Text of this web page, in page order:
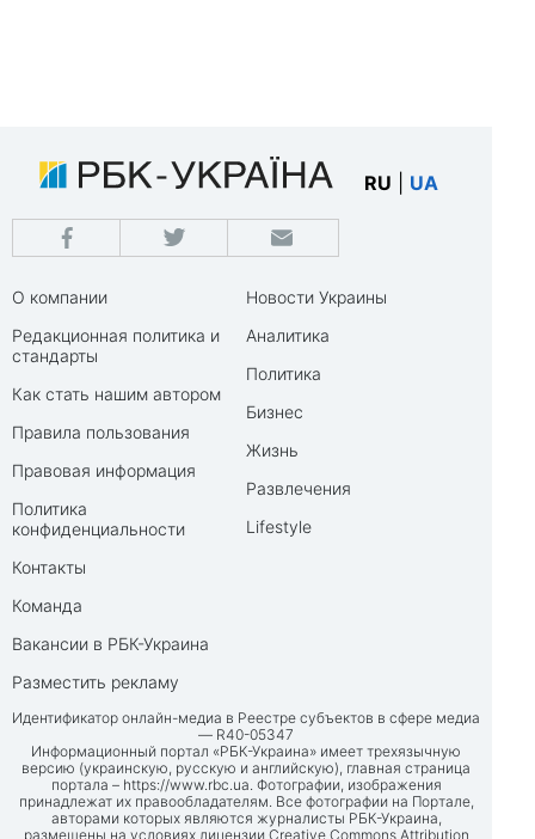
RU UA
О компании
Редакционная политика и
стандарты
Как стать нашим автором
Правила пользования
Правовая информация
Политика
конфиденциальности
Контакты
Команда
Вакансии в РБК-Украина
Разместить рекламу
Новости Украины
Аналитика
Политика
Бизнес
Жизнь
Развлечения
Lifestyle
Идентификатор онлайн-медиа в Реестре субъектов в сфере медиа
— R40-05347
Информационный портал «РБК-Украина» имеет трехязычную
версию (украинскую, русскую и английскую), главная страница
портала – https://www.rbc.ua. Фотографии, изображения
принадлежат их правообладателям. Все фотографии на Портале,
авторами которых являются журналисты РБК-Украина,
размещены на условиях лицензии Creative Commons Attribution